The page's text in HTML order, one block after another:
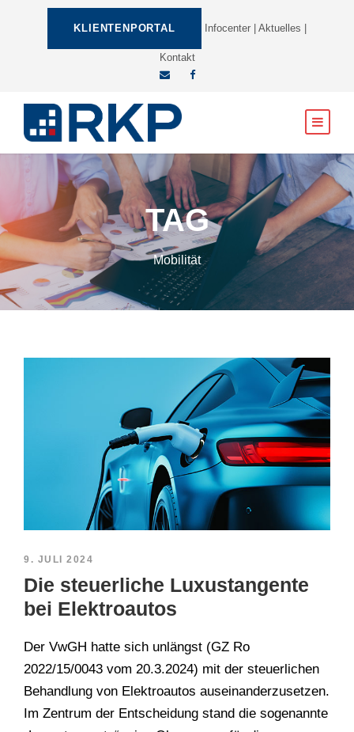
KLIENTENPORTAL Infocenter| Aktuelles
Kontakt
TAG
Mobilität
9. JULI 2024
Die steuerliche Luxustangente
bei Elektroautos
Der VwGH hatte sich unlängst (GZ Ro
2022/15/0043 vom 20.3.2024) mit der steuerlichen
Behandlung von Elektroautos auseinanderzusetzen.
Im Zentrum der Entscheidung stand die sogenannte